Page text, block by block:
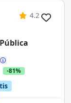
4.2
-81%